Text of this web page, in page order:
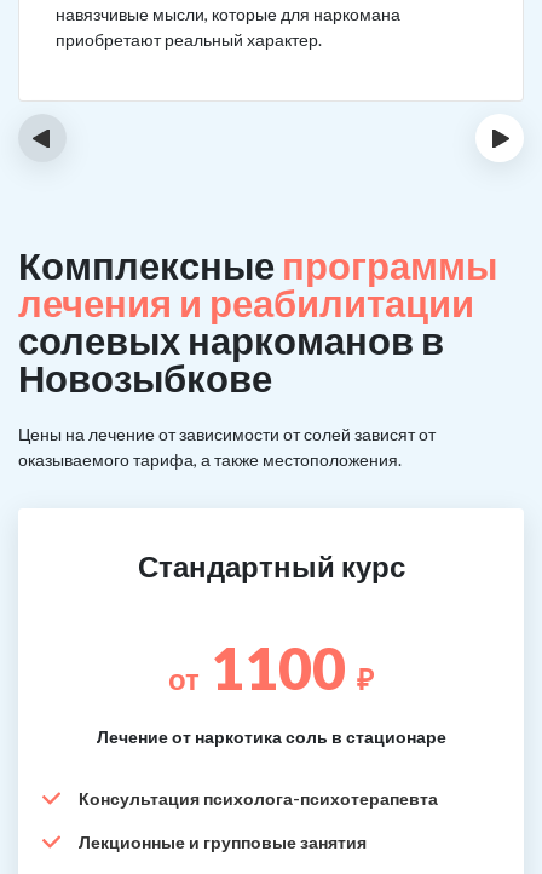
навязчивые мысли, которые для наркомана
приобретают реальный характер.
‹ ›
Комплексные программы
лечения и реабилитации
солевых наркоманов в
Новозыбкове
Цены на лечение от зависимости от солей зависят от
оказываемого тарифа, а также местоположения.
Стандартный курс
от 1100 ₽
Лечение от наркотика соль в стационаре
Консультация психолога-психотерапевта
Лекционные и групповые занятия